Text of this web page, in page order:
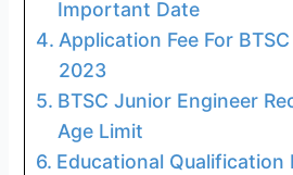
Important Date
Application Fee For
2023
BTSC Junior Engineer
Age Limit
Educational Qualification